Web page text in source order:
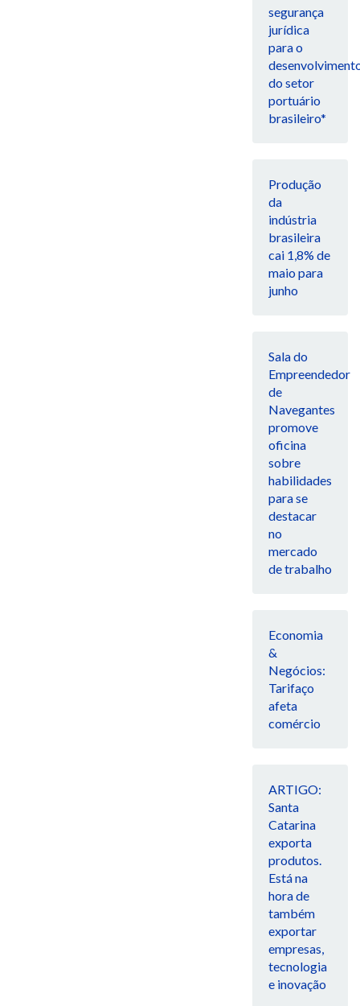
segurança
jurídica
para o
do setor
portuário
brasileiro*
Produção
da
indústria
brasileira
cai 1,8% de
maio para
junho
Sala do
Empreendedor
de
Navegantes
promove
oficina
sobre
habilidades
para se
destacar
no
mercado
de trabalho
Economia
&
Negócios:
Tarifaço
afeta
comércio
ARTIGO:
Santa
Catarina
exporta
produtos.
Está na
hora de
também
exportar
empresas,
tecnologia
e inovação